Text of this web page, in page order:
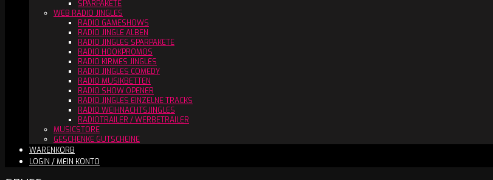
SPARPAKETE
WEB RADIO JINGLES
RADIO GAMESHOWS
RADIO JINGLE ALBEN
RADIO JINGLES SPARPAKETE
RADIO HOOKPROMOS
RADIO KIRMES JINGLES
RADIO JINGLES COMEDY
RADIO MUSIKBETTEN
RADIO SHOW OPENER
RADIO JINGLES EINZELNE TRACKS
RADIO WEIHNACHTSJINGLES
RADIOTRAILER / WERBETRAILER
MUSICSTORE
GESCHENKE GUTSCHEINE
WARENKORB
LOGIN / MEIN KONTO